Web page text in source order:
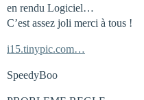
en rendu Logiciel…
C’est assez joli merci à tous !
i15.tinypic.com…
SpeedyBoo